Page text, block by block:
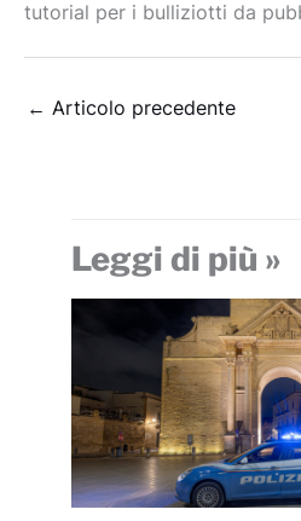
tutorial per i bulliziotti da
← Articolo precedente
Leggi di più »